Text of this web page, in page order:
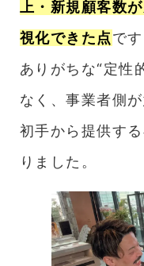
上・新規顧客数
視化できた点で
ありがちな“定性
なく、事業者側
初手から提供す
りました。